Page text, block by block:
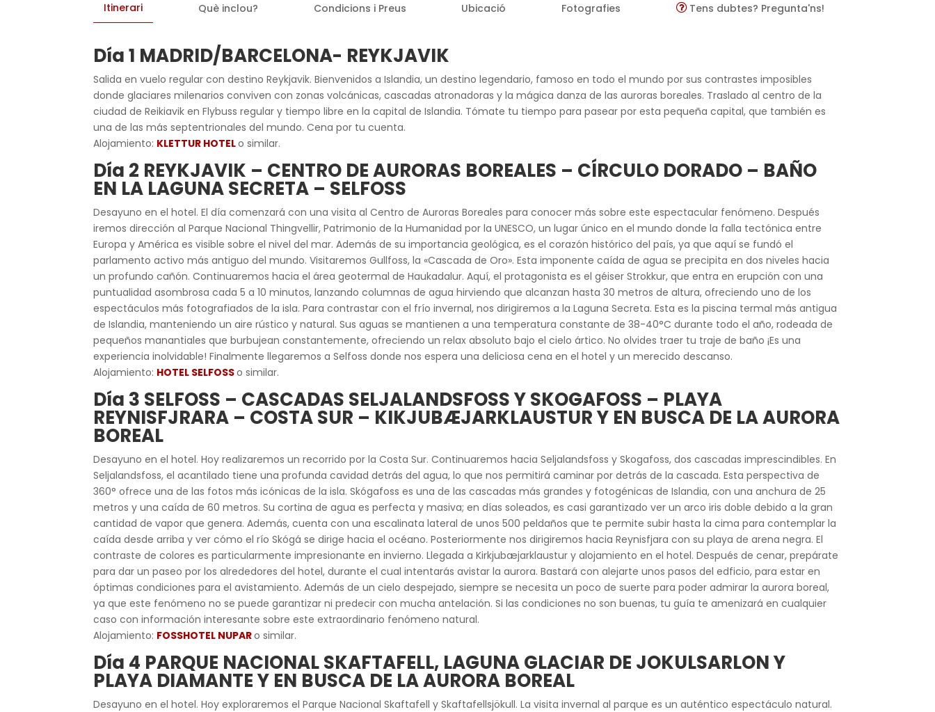
Itinerari Què inclou? Condicions i Preus Ubicació Fotografies Tens dubtes? Pregunta'ns!
Día 1 MADRID/BARCELONA- REYKJAVIK
Salida en vuelo regular con destino Reykjavik.Bienvenidos a Islandia, un destino legendario, famoso en todo el mundo por sus contrastes imposibles
donde glaciares milenarios conviven con zonas volcánicas, cascadas atronadoras y la mágica danza de las auroras boreales. Traslado al centro de la
ciudad de Reikiavik en Flybuss regular y tiempo libre en la capital de Islandia. Tómate tu tiempo para pasear por esta pequeña capital, que también es
una de las más septentrionales del mundo. Cena por tu cuenta.
Alojamiento: KLETTUR HOTELo similar.
Día 2 REYKJAVIK – CENTRO DE AURORAS BOREALES – CÍRCULO DORADO – BAÑO
EN LA LAGUNA SECRETA – SELFOSS
Desayuno en el hotel. El día comenzará con una visita al Centro de Auroras Boreales para conocer más sobre este espectacular fenómeno. Después
iremos dirección al Parque Nacional Thingvellir, Patrimonio de la Humanidad por la UNESCO, un lugar único en el mundo donde la falla tectónica entre
Europa y América es visible sobre el nivel del mar. Además de su importancia geológica, es el corazón histórico del país, ya que aquí se fundó el
parlamento activo más antiguo del mundo. Visitaremos Gullfoss, la «Cascada de Oro». Esta imponente caída de agua se precipita en dos niveles hacia
un profundo cañón. Continuaremos hacia el área geotermal de Haukadalur. Aquí, el protagonista es el géiser Strokkur, que entra en erupción con una
puntualidad asombrosa cada 5 a 10 minutos, lanzando columnas de agua hirviendo que alcanzan hasta 30 metros de altura, ofreciendo uno de los
espectáculos más fotografiados de la isla. Para contrastar con el frío invernal, nos dirigiremos a la Laguna Secreta. Esta es la piscina termal más antigua
de Islandia, manteniendo un aire rústico y natural. Sus aguas se mantienen a una temperatura constante de 38-40°C durante todo el año, rodeada de
pequeños manantiales que burbujean constantemente, ofreciendo un relax absoluto bajo el cielo ártico. No olvides traer tu traje de baño ¡Es una
experiencia inolvidable! Finalmente llegaremos a Selfoss donde nos espera una deliciosa cena en el hotel y un merecido descanso.
Alojamiento: HOTEL SELFOSSo similar.
Día 3 SELFOSS – CASCADAS SELJALANDSFOSS Y SKOGAFOSS – PLAYA
REYNISFJRARA – COSTA SUR – KIKJUBÆJARKLAUSTUR Y EN BUSCA DE LA AURORA
BOREAL
Desayuno en el hotel. Hoy realizaremos un recorrido por la Costa Sur. Continuaremos hacia Seljalandsfoss y Skogafoss, dos cascadas imprescindibles. En
Seljalandsfoss, el acantilado tiene una profunda cavidad detrás del agua, lo que nos permitirá caminar por detrás de la cascada. Esta perspectiva de
360° ofrece una de las fotos más icónicas de la isla. Skógafoss es una de las cascadas más grandes y fotogénicas de Islandia, con una anchura de 25
metros y una caída de 60 metros. Su cortina de agua es perfecta y masiva; en días soleados, es casi garantizado ver un arco iris doble debido a la gran
cantidad de vapor que genera. Además, cuenta con una escalinata lateral de unos 500 peldaños que te permite subir hasta la cima para contemplar la
caída desde arriba y ver cómo el río Skógá se dirige hacia el océano. Posteriormente nos dirigiremos hacia Reynisfjara con su playa de arena negra. El
contraste de colores es particularmente impresionante en invierno. Llegada a Kirkjubæjarklaustur y alojamiento en el hotel. Después de cenar, prepárate
para dar un paseo por los alrededores del hotel, durante el cual intentarás avistar la aurora. Bastará con alejarte unos pasos del edficio, para estar en
óptimas condiciones para el avistamiento. Además de un cielo despejado, siempre se necesita un poco de suerte para poder admirar la aurora boreal,
ya que este fenómeno no se puede garantizar ni predecir con mucha antelación. Si las condiciones no son buenas, tu guía te amenizará en cualquier
caso con información interesante sobre este extraordinario fenómeno natural.
Alojamiento: FOSSHOTEL NUPARo similar.
Día 4 PARQUE NACIONAL SKAFTAFELL, LAGUNA GLACIAR DE JOKULSARLON Y
PLAYA DIAMANTE Y EN BUSCA DE LA AURORA BOREAL
Desayuno en el hotel. Hoy exploraremos el Parque Nacional Skaftafell y Skaftafellsjökull. La visita invernal al parque es un auténtico espectáculo natural.